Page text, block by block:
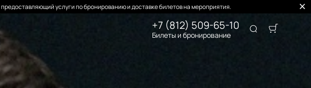
услуги по бронированию и доставке билетов на мероприятия.
+7 (812) 509-65-10
Билеты и бронирование